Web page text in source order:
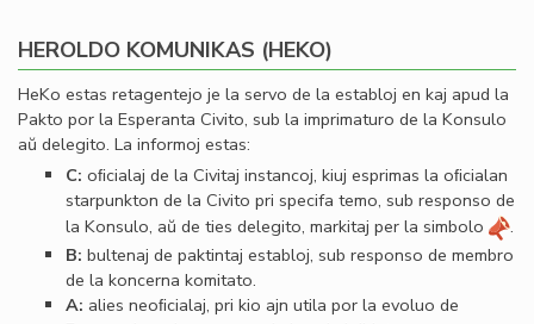
HEROLDO KOMUNIKAS (HEKO)
HeKo estas retagentejo je la servo de la establoj en kaj apud la
Pakto por la Esperanta Civito, sub la imprimaturo de la Konsulo
aŭ delegito. La informoj estas:
C: oﬁcialaj de la Civitaj instancoj, kiuj esprimas la oﬁcialan
starpunkton de la Civito pri specifa temo, sub responso de
la Konsulo, aŭ de ties delegito, markitaj per la simbolo
.
B: bultenaj de paktintaj establoj, sub responso de membro
de la koncerna komitato.
A: alies neoﬁcialaj, pri kio ajn utila por la evoluo de